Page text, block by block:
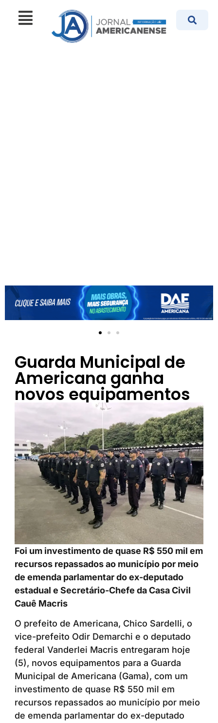
Guarda Municipal de
Americana ganha
novos equipamentos
Foi um investimento de quase R$ 550 mil em
recursos repassados ao município por meio
de emenda parlamentar do ex-deputado
estadual e Secretário-Chefe da Casa Civil
Cauê Macris
O prefeito de Americana, Chico Sardelli, o
vice-prefeito Odir Demarchi e o deputado
federal Vanderlei Macris entregaram hoje
(5), novos equipamentos para a Guarda
Municipal de Americana (Gama), com um
investimento de quase R$ 550 mil em
recursos repassados ao município por meio
de emenda parlamentar do ex-deputado